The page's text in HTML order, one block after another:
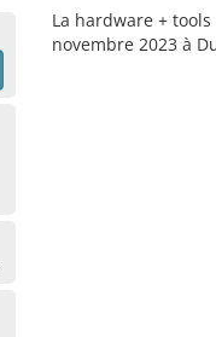
La hardware +
novembre 2023 à